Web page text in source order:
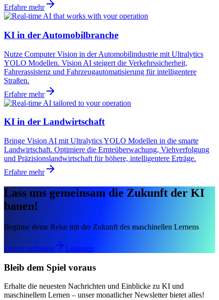
Erfahre mehr
KI in der Automobilbranche
Nutze Computer Vision in der Automobilindustrie mit Ultralytics
YOLO Modellen. Vision AI steigert die Verkehrssicherheit,
Fahrerassistenz und Fahrzeugautomatisierung für intelligentere
Straßen.
Erfahre mehr
KI in der Landwirtschaft
Bringe Vision AI mit Ultralytics YOLO Modellen in die smarte
Landwirtschaft. Optimiere die Ernteüberwachung, Viehverfolgung
und Präzisionslandwirtschaft für höhere, intelligentere Erträge.
Erfahre mehr
Lass uns gemeinsam die Zukunft der KI
bauen!
Beginne deine Reise mit der Zukunft des maschinellen Lernens
Lizenz anfragen Loslegen
Bleib dem Spiel voraus
Erhalte die neuesten Nachrichten und Einblicke zu KI und
maschinellem Lernen – unser monatlicher Newsletter bietet alles!